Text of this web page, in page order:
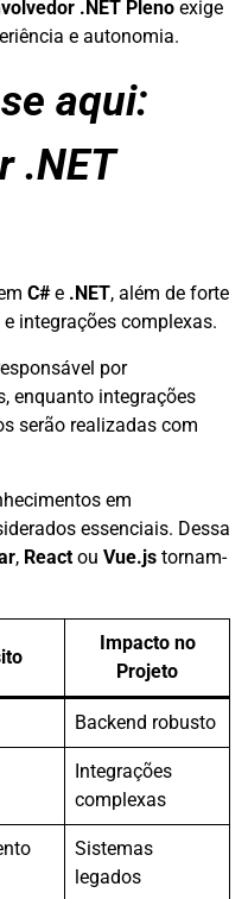
.NET Pleno exige
e autonomia.
aqui:
.NET
C#e .NET, além de forte
integrações complexas.
por
enquanto integrações
serão realizadas com
em
essenciais. Dessa
, React ou Vue.js tornam-
Impacto no
Projeto
Backend robusto
Integrações
complexas
Sistemas
legados